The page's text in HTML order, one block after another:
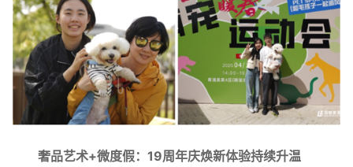
奢品艺术+微度假： 19周年庆焕新体验持续升温